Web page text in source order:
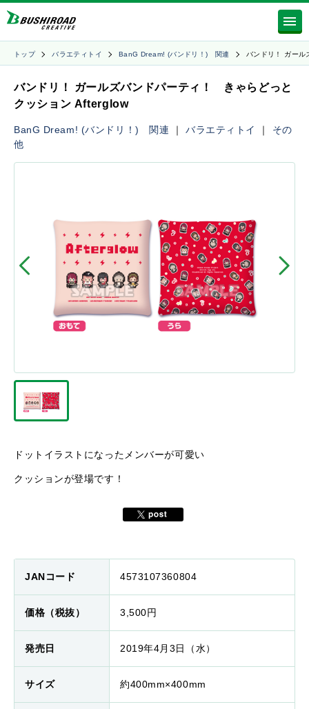
トップ バラエティトイ BanG Dream! (バンドリ！) 関連 バンドリ！ ガー
バンドリ！ ガールズバンドパーティ！ きゃらどっと
クッション Afterglow
BanG Dream! (バンドリ！) 関連 ｜バラエティトイ ｜ その
他
ドットイラストになったメンバーが可愛い
クッションが登場です！
JANコード 4573107360804
価格（税抜） 3,500円
発売日 2019年4月3日（水）
サイズ 約400mm×400mm